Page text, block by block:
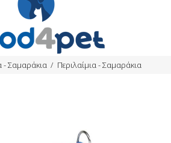
- Σαμαράκια Περιλαίμια - Σαμαράκια